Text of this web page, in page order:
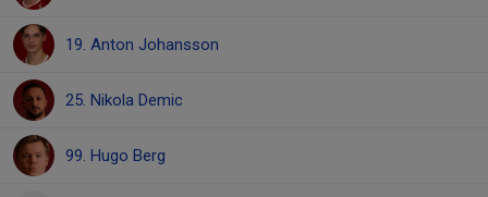
19. Anton Johansson
25. Nikola Demic
99. Hugo Berg